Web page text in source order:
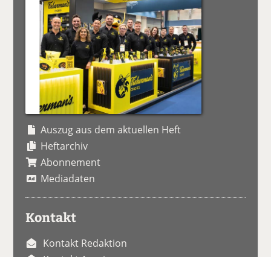
Auszug aus dem aktuellen Heft
Heftarchiv
Abonnement
Mediadaten
Kontakt
Kontakt Redaktion